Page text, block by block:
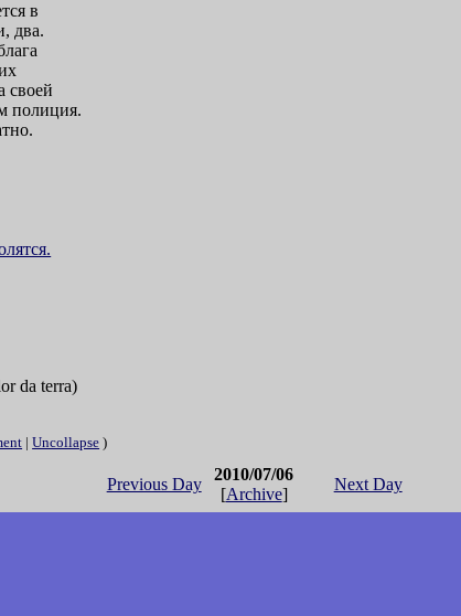
в
два.
своей
полиция.
da terra)
|Uncollapse )
Previous Day
2010/07/06
[Archive]
Next Day